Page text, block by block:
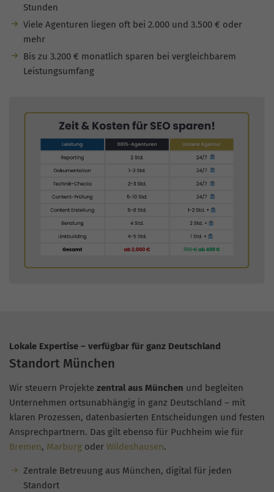
Stunden
Viele Agenturen liegen oft bei 2.000 und 3.500 € oder
mehr
Bis zu 3.200 € monatlich sparen bei vergleichbarem
Leistungsumfang
Lokale Expertise – verfügbar für ganz Deutschland
Standort München
Wir steuern Projekte zentral aus München und begleiten
Unternehmen ortsunabhängig in ganz Deutschland – mit
klaren Prozessen, datenbasierten Entscheidungen und festen
Ansprechpartnern. Das gilt ebenso für Puchheim wie für
Bremen, Marburg oder Wildeshausen.
Zentrale Betreuung aus München, digital für jeden
Standort